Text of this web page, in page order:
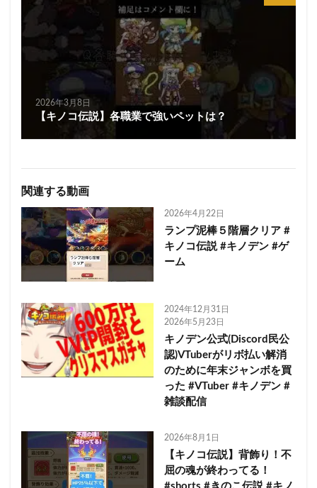
2026年3月8日
【キノコ伝説】各職業で強いペットは？
関連する動画
2026年4月22日
ランプ泥棒５階層クリア #
キノコ伝説 #キノデン #ゲ
ーム
2024年12月31日
2026年5月23日
キノデン公式(Discord民公
認)VTuberがリボ払い解消
のために年末ジャンボを買
った #VTuber #キノデン #
雑談配信
2026年8月1日
【キノコ伝説】背飾り！不
屈の魂が終わってる！